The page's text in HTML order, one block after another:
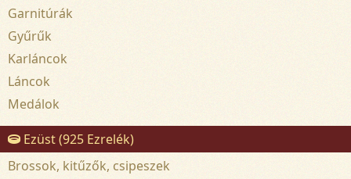
Garnitúrák
Gyűrűk
Karláncok
Láncok
Medálok
Ezüst (925 Ezrelék)
Brossok, kitűzők, csipeszek